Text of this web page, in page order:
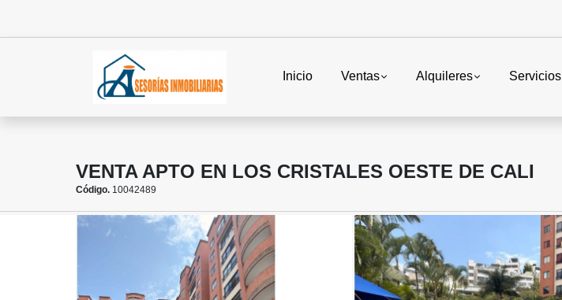
Inicio Ventas Alquileres Servicios
VENTA APTO EN LOS CRISTALES OESTE DE CALI
Código. 10042489